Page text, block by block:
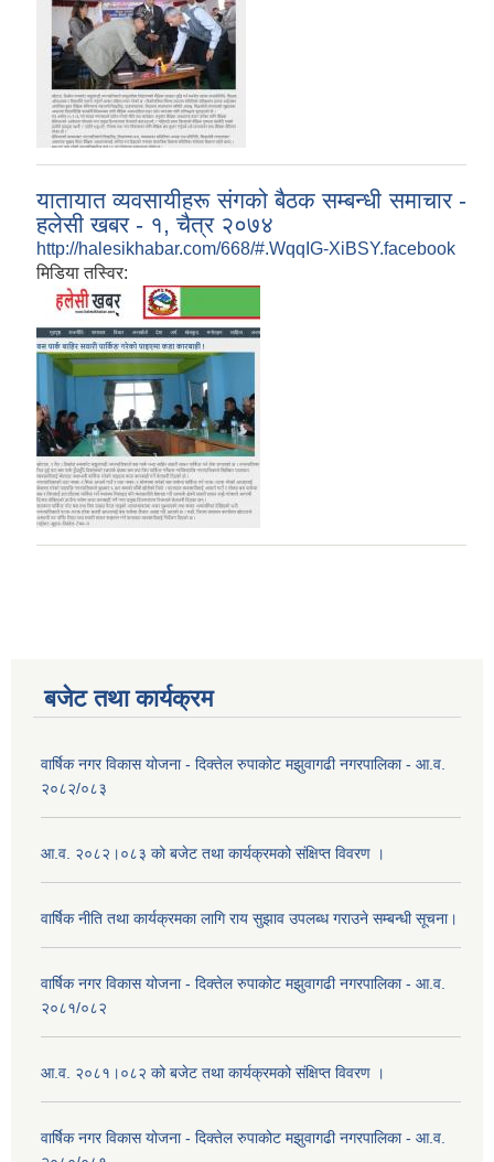
यातायात व्यवसायीहरू संगको बैठक सम्बन्धी समाचार -
हलेसी खबर - १, चैत्र २०७४
http://halesikhabar.com/668/#.WqqIG-XiBSY.facebook
मिडिया तस्विर:
बजेट तथा कार्यक्रम
वार्षिक नगर विकास योजना - दिक्तेल रुपाकोट मझुवागढी नगरपालिका - आ.व.
२०८२/०८३
आ.व. २०८२।०८३ को बजेट तथा कार्यक्रमको संक्षिप्त विवरण ।
वार्षिक नीति तथा कार्यक्रमका लागि राय सुझाव उपलब्ध गराउने सम्बन्धी सूचना।
वार्षिक नगर विकास योजना - दिक्तेल रुपाकोट मझुवागढी नगरपालिका - आ.व.
२०८१/०८२
आ.व. २०८१।०८२ को बजेट तथा कार्यक्रमको संक्षिप्त विवरण ।
वार्षिक नगर विकास योजना - दिक्तेल रुपाकोट मझुवागढी नगरपालिका - आ.व.